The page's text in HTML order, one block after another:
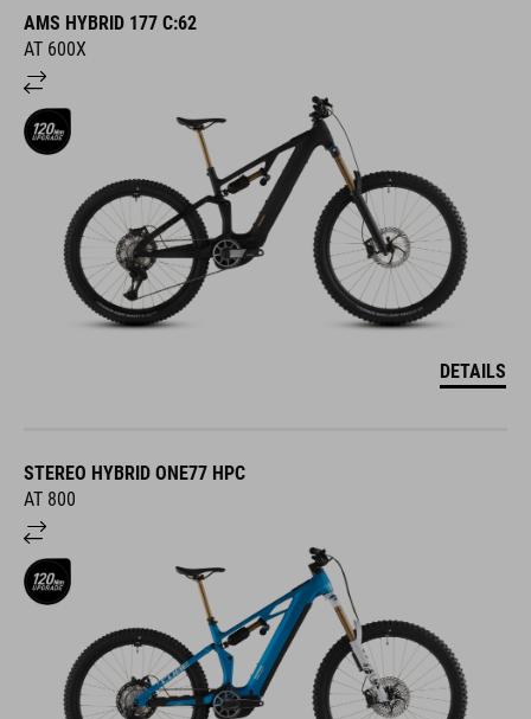
AMS HYBRID 177 C:62
AT 600X
DETAILS
STEREO HYBRID ONE77 HPC
AT 800